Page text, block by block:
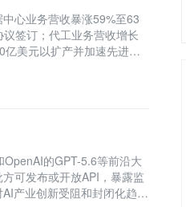
心业务营收暴涨59%至63
签订；代工业务营收增长
美元以扩产并加速先进制
的GPT-5.6等前沿大
可发布或开放API，暴露监
产业创新受阻和封闭化趋势
智元
点关注人工智能、机器人等前沿领域发展